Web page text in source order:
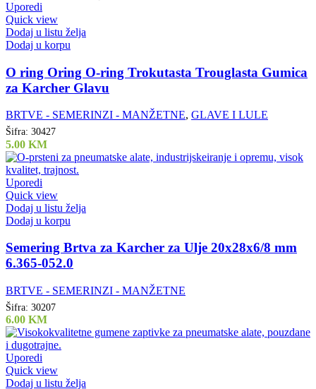
Uporedi
Quick view
Dodaj u listu želja
Dodaj u korpu
O ring Oring O-ring Trokutasta Trouglasta Gumica
za Karcher Glavu
BRTVE - SEMERINZI - MANŽETNE, GLAVE I LULE
Šifra: 30427
5.00 KM
Uporedi
Quick view
Dodaj u listu želja
Dodaj u korpu
Semering Brtva za Karcher za Ulje 20x28x6/8 mm
6.365-052.0
BRTVE - SEMERINZI - MANŽETNE
Šifra: 30207
6.00 KM
Uporedi
Quick view
Dodaj u listu želja